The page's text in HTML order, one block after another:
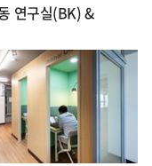
연구실(BK) &